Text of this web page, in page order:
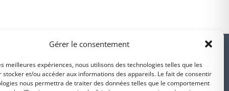
Gérer le consentement
meilleures expériences, nous utilisons des technologies telles que les
stocker et/ou accéder aux informations des appareils. Le fait de consentir
nous permettra de traiter des données telles que le comportement
PARTENAIRES